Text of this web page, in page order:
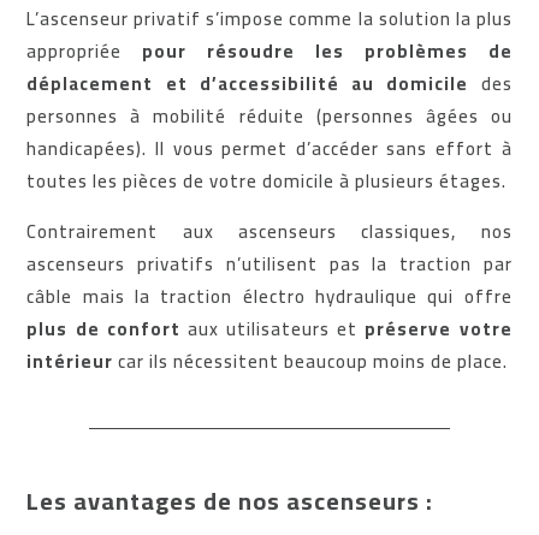
L’ascenseur privatif s’impose comme la solution la plus
appropriée pour résoudre les problèmes de
déplacement et d’accessibilité au domicile des
personnes à mobilité réduite (personnes âgées ou
handicapées). Il vous permet d’accéder sans effort à
toutes les pièces de votre domicile à plusieurs étages.
Contrairement aux ascenseurs classiques, nos
ascenseurs privatifs n’utilisent pas la traction par
câble mais la traction électro hydraulique qui offre
plus de confort aux utilisateurs et préserve votre
intérieurcar ils nécessitent beaucoup moins de place.
Les avantages de nos ascenseurs :